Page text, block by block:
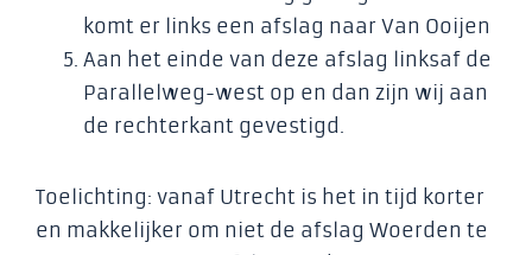
komt er links een afslag naar Van Ooijen
Aan het einde van deze afslag linksaf de
Parallelweg-west op en dan zijn wij aan
de rechterkant gevestigd.
Toelichting: vanaf Utrecht is het in tijd korter
en makkelijker om niet de afslag Woerden te